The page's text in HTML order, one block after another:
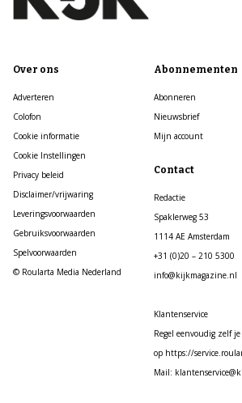
Over ons
Adverteren
Colofon
Cookie informatie
Cookie Instellingen
Privacy beleid
Disclaimer/vrijwaring
Leveringsvoorwaarden
Gebruiksvoorwaarden
Spelvoorwaarden
© Roularta Media Nederland
Abonnementen
Abonneren
Nieuwsbrief
Mijn account
Contact
Redactie
Spaklerweg 53
1114 AE Amsterdam
+31 (0)20 – 210 5300
info@kijkmagazine.nl
Klantenservice
Regel eenvoudig zelf
op https://
Mail: